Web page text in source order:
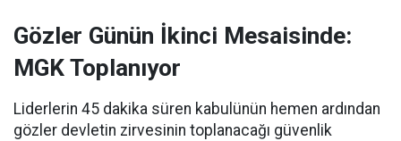
Gözler Günün İkinci Mesaisinde:
MGK Toplanıyor
Liderlerin 45 dakika süren kabulünün hemen ardından
gözler devletin zirvesinin toplanacağı güvenlik